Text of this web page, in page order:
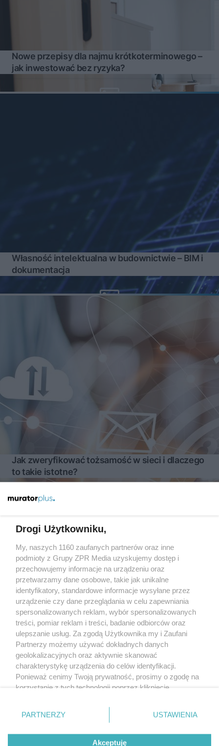
Nowe przepisy dla najmu krótkoterminowego –
jak inwestować bez ryzyka?
Własność intelektualna w budownictwie – BIM i
dokumentacja
Jak zweryfikować tożsamość w sieci i dlaczego
to takie istotne?
Żaden utwór zamieszczony w serwisie nie może być powielany i
rozpowszechniany lub dalej rozpowszechniany w jakikolwiek sposób
(w tym także elektroniczny lub mechaniczny) na jakimkolwiek polu
eksploatacji w jakiejkolwiek formie, włącznie z umieszczaniem w
Internecie bez pisemnej zgody właściciela praw. Jakiekolwiek użycie
lub wykorzystanie utworów w całości lub w części z naruszeniem
prawa, tzn. bez właściwej zgody, jest zabronione pod groźbą kary i
może być ścigane prawnie.
O nas
Drogi Użytkowniku,
My, naszych 1160 zaufanych partnerów oraz inne
podmioty z Grupy ZPR Media uzyskujemy dostęp i
przechowujemy informacje na urządzeniu oraz
przetwarzamy dane osobowe, takie jak unikalne
identyfikatory, standardowe informacje wysyłane przez
urządzenie czy dane przeglądania w celu zapewniania
spersonalizowanych reklam, wybór spersonalizowanych
treści, pomiar reklam i treści, badanie odbiorców oraz
ulepszanie usług. Za zgodą Użytkownika my i Zaufani
Partnerzy możemy używać dokładnych danych
geolokalizacyjnych oraz aktywnie skanować
charakterystykę urządzenia do celów identyfikacji.
Ponieważ cenimy Twoją prywatność, prosimy o zgodę na
korzystanie z tych technologii poprzez kliknięcie
zmienić/wycofać klikając przycisk ustawień prywatności
znajdujący się w lewym dolnym rogu strony
rodzaje przetwarzania danych nie wymagają zgody
użytkownika, ale masz prawo sprzeciwić się takiemu
PARTNERZY USTAWIENIA
Akceptuję